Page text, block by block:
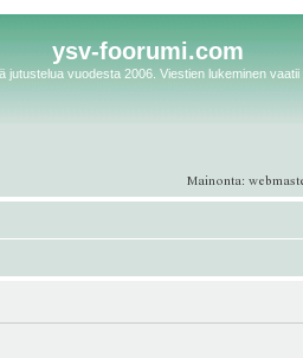
ysv-foorumi.com
jutustelua vuodesta 2006. Viestien lukeminen